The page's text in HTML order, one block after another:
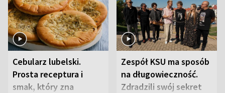
Cebularz lubelski.
Prosta receptura i
smak, który zna
Zespół KSU ma sposób
na długowieczność.
Zdradzili swój sekret